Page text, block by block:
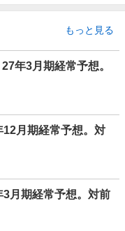
もっと見る
年3月期経常予想。
12月期経常予想。対
3月期経常予想。対前